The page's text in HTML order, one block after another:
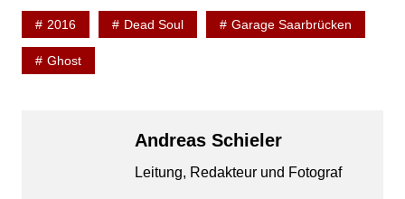
2016 Dead Soul Garage Saarbrücken
Ghost
Andreas Schieler
Leitung, Redakteur und Fotograf